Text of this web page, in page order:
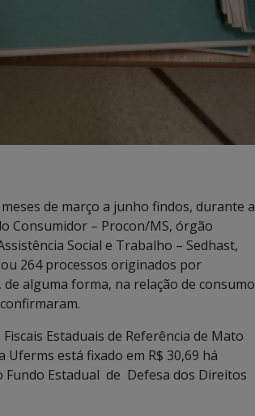
de março a junho findos, durante a
Consumidor – Procon/MS, órgão
Social e Trabalho – Sedhast,
264 processos originados por
alguma forma, na relação de consumo
Estaduais de Referência de Mato
está fixado em R$ 30,69 há
Fundo Estadual de Defesa dos Direitos